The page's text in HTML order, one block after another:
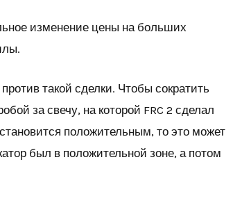
изменение цены на больших
такой сделки. Чтобы сократить
за свечу, на которой FRC 2 сделал
положительным, то это может
был в положительной зоне, а потом